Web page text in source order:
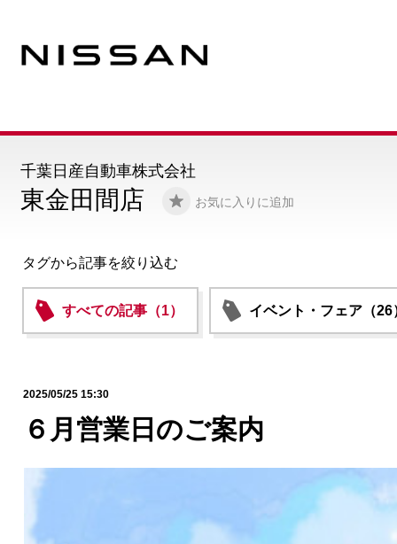
東金田間店 お気に入りに追加
千葉日産自動車株式会社
タグから記事を絞り込む
すべての記事（1） イベント・フェア（26
2025/05/25 15:30
６月営業日のご案内